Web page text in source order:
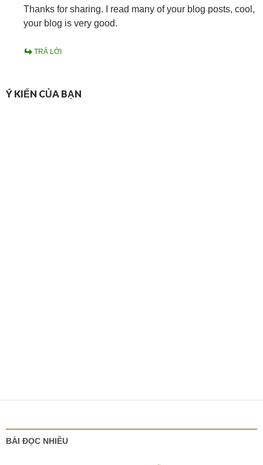
Thanks for sharing. I read many of your blog posts, cool,
your blog is very good.
TRẢ LỜI
Ý KIẾN CỦA BẠN
BÀI ĐỌC NHIỀU